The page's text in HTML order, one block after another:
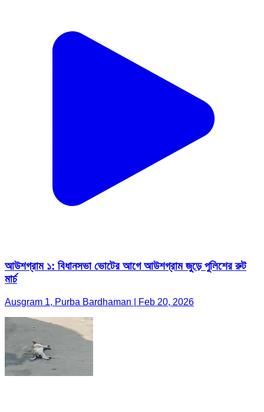
আউশগ্রাম ১: বিধানসভা ভোটের আগে আউশগ্রাম জুড়ে পুলিশের রুট
মার্চ
Ausgram 1, Purba Bardhaman | Feb 20, 2026